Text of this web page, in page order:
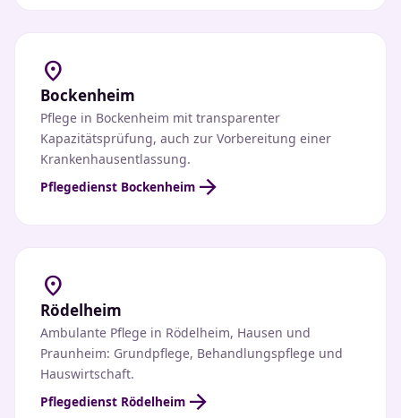
location_on
Bockenheim
Pflege in Bockenheim mit transparenter
Kapazitätsprüfung, auch zur Vorbereitung einer
Krankenhausentlassung.
Pflegedienst Bockenheim arrow_forward
location_on
Rödelheim
Ambulante Pflege in Rödelheim, Hausen und
Praunheim: Grundpflege, Behandlungspflege und
Hauswirtschaft.
Pflegedienst Rödelheim arrow_forward